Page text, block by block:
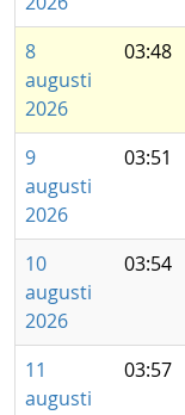
8
augusti
2026
03:48
9
augusti
2026
03:51
10
augusti
2026
03:54
11
augusti
03:57